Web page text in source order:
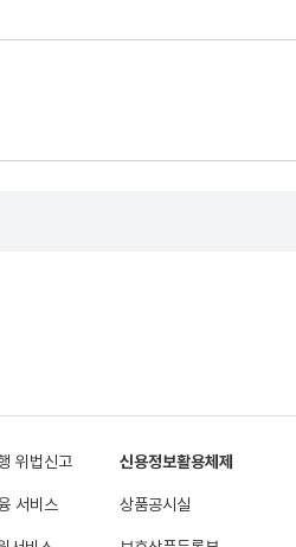
위법신고 신용정보활용체제
서비스 상품공시실